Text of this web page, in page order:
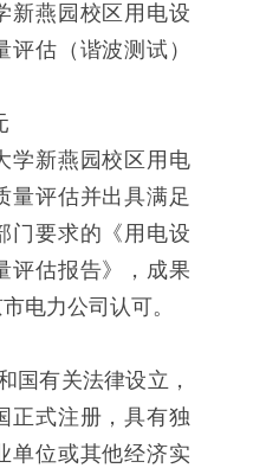
新燕园校区用电设
估（谐波测试）
学新燕园校区用电
量评估并出具满足
门要求的《用电设
评估报告》，成果
电力公司认可。
国有关法律设立，
正式注册，具有独
单位或其他经济实